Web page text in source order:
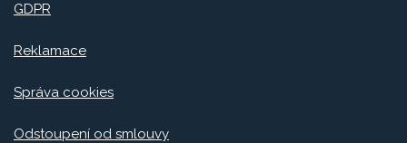
GDPR
Reklamace
Správa cookies
Odstoupení od smlouvy